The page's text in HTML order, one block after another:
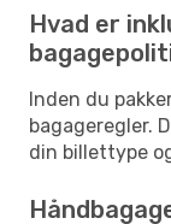
Hvad er
Inden du
bagageregler.
din billettype